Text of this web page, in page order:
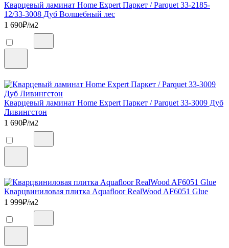
Кварцевый ламинат Home Expert Паркет / Parquet 33-2185-
12/33-3008 Дуб Волшебный лес
1 690₽/м2
Кварцевый ламинат Home Expert Паркет / Parquet 33-3009 Дуб
Ливингстон
1 690₽/м2
Кварцвиниловая плитка Aquafloor RealWood AF6051 Glue
1 999₽/м2